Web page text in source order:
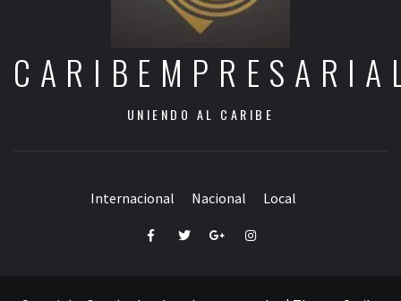
UNIENDO AL CARIBE
Internacional Nacional Local
FacebookTwitterGoogle+Instagram